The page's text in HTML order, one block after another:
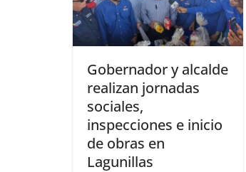
Gobernador y alcalde
realizan jornadas
sociales,
inspecciones e inicio
de obras en
Lagunillas